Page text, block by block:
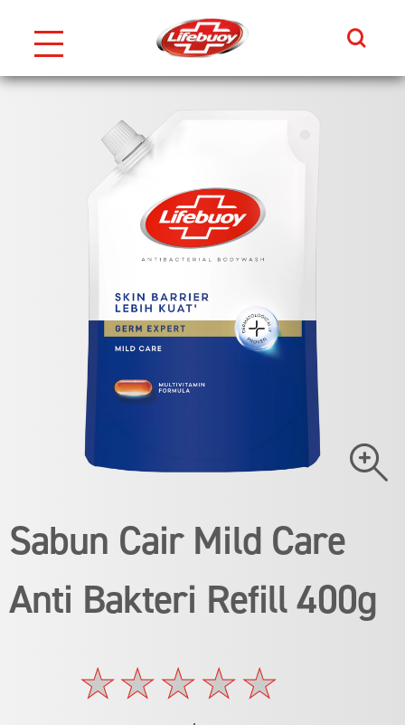
Skip to content
Search
Sabun Cair Mild Care
Anti Bakteri Refill 400g
Tidak
ada